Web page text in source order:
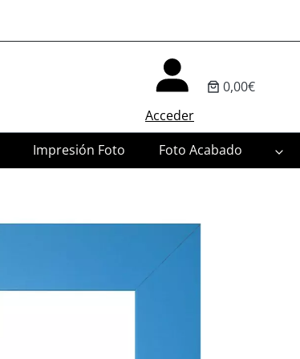
Acceder
0,00€
Impresión Foto Foto Acabado